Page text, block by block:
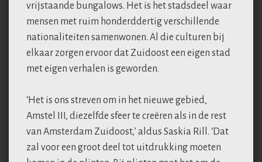
vrijstaande bungalows. Het is het stadsdeel waar
mensen met ruim honderddertig verschillende
nationaliteiten samenwonen. Al die culturen bij
elkaar zorgen ervoor dat Zuidoost een eigen stad
met eigen verhalen is geworden.
‘Het is ons streven om in het nieuwe gebied,
Amstel III, diezelfde sfeer te creëren als in de rest
van Amsterdam Zuidoost,’ aldus Saskia Rill. ‘Dat
zal voor een groot deel tot uitdrukking moeten